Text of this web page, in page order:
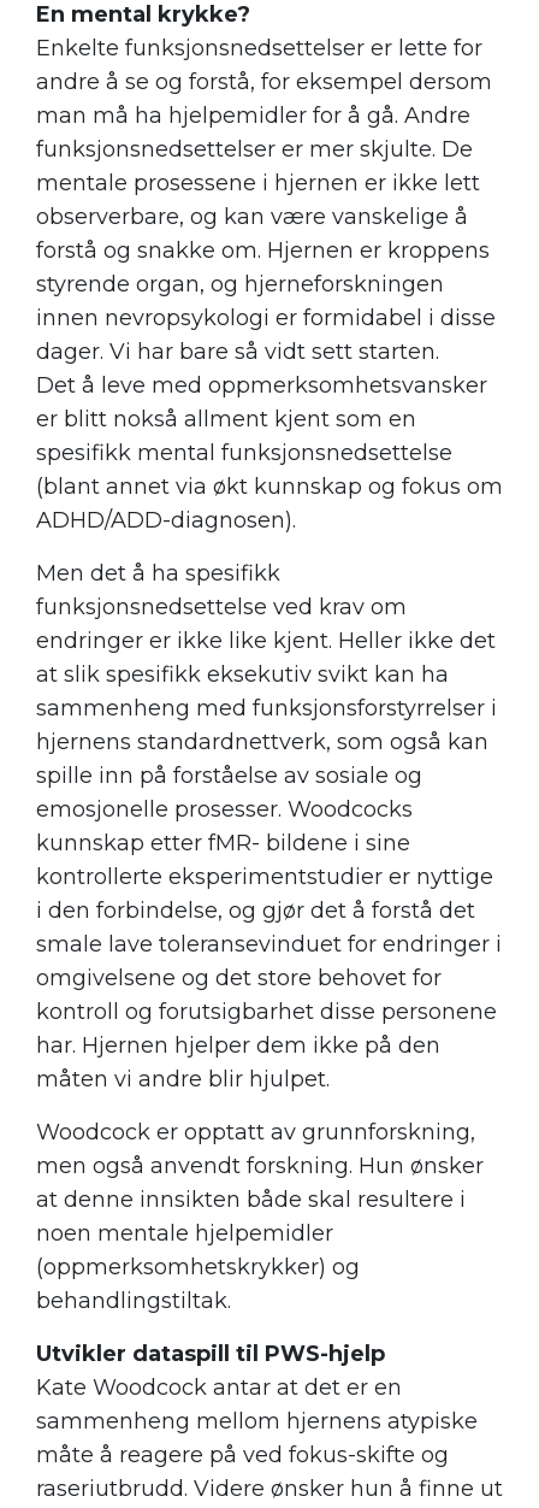
En mental krykke?
Enkelte funksjonsnedsettelser er lette for
andre å se og forstå, for eksempel dersom
man må ha hjelpemidler for å gå. Andre
funksjonsnedsettelser er mer skjulte. De
mentale prosessene i hjernen er ikke lett
observerbare, og kan være vanskelige å
forstå og snakke om. Hjernen er kroppens
styrende organ, og hjerneforskningen
innen nevropsykologi er formidabel i disse
dager. Vi har bare så vidt sett starten.
Det å leve med oppmerksomhetsvansker
er blitt nokså allment kjent som en
spesifikk mental funksjonsnedsettelse
(blant annet via økt kunnskap og fokus om
ADHD/ADD-diagnosen).
Men det å ha spesifikk
funksjonsnedsettelse ved krav om
endringer er ikke like kjent. Heller ikke det
at slik spesifikk eksekutiv svikt kan ha
sammenheng med funksjonsforstyrrelser i
hjernens standardnettverk, som også kan
spille inn på forståelse av sosiale og
emosjonelle prosesser. Woodcocks
kunnskap etter fMR- bildene i sine
kontrollerte eksperimentstudier er nyttige
i den forbindelse, og gjør det å forstå det
smale lave toleransevinduet for endringer i
omgivelsene og det store behovet for
kontroll og forutsigbarhet disse personene
har. Hjernen hjelper dem ikke på den
måten vi andre blir hjulpet.
Woodcock er opptatt av grunnforskning,
men også anvendt forskning. Hun ønsker
at denne innsikten både skal resultere i
noen mentale hjelpemidler
(oppmerksomhetskrykker) og
behandlingstiltak.
Utvikler dataspill til PWS-hjelp
Kate Woodcock antar at det er en
sammenheng mellom hjernens atypiske
måte å reagere på ved fokus-skifte og
raseriutbrudd. Videre ønsker hun å finne ut